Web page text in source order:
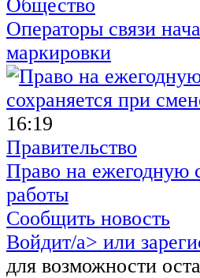
Общество
Операторы связи
маркировки
16:19
Правительство
Право на ежегодную
работы
Сообщить новость
Войдит/a> или
для возможности